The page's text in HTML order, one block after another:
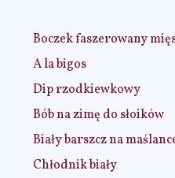
Boczek faszerowany
A la bigos
Dip rzodkiewkowy
Bób na zimę do słoików
Biały barszcz na
Chłodnik biały